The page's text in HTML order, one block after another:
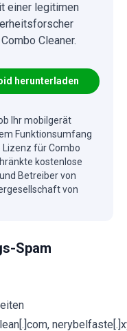
einer legitimen
Cleaner.
herunterladen
Ihr mobilgerät
Funktionsumfang
Lizenz für Combo
kostenlose
Betreiber von
von
Spam